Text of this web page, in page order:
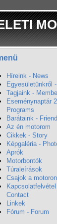
Híreink - News
Egyesületünkről
Tagjaink -
Eseménynaptár
Programs
Barátaink -
Az én motorom
Cikkek - Story
Képgaléria -
Aprók
Motorbontók
Túraleírások
Csajok a motoron
Kapcsolatfelvétel
Contact
Linkek
Fórum - Forum